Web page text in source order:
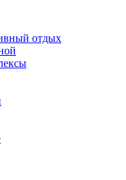
отдых